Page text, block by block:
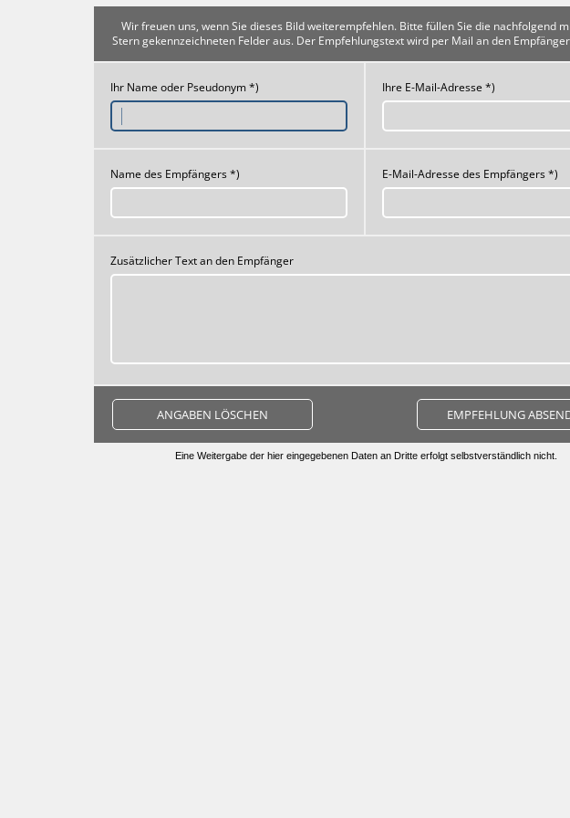
Wir freuen uns, wenn Sie dieses Bild weiterempfehlen. Bitte füllen Sie die nachfolgend
Stern gekennzeichneten Felder aus. Der Empfehlungstext wird per Mail an den
Ihr Name oder Pseudonym *) Ihre E-Mail-Adresse *)
Name des Empfängers *) E-Mail-Adresse des Empfängers *)
Zusätzlicher Text an den Empfänger
ANGABEN LÖSCHEN EMPFEHLUNG
Eine Weitergabe der hier eingegebenen Daten an Dritte erfolgt selbstverständlich nicht.